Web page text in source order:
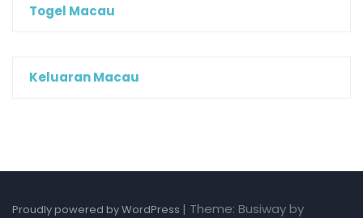
Togel Macau
Keluaran Macau
Proudly powered by WordPress | Theme: Busiway by